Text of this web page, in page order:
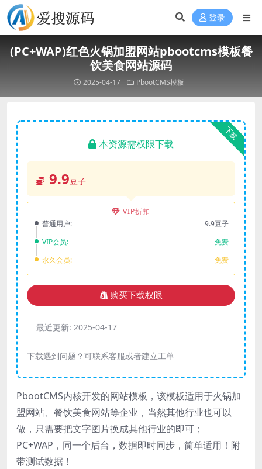
登录
(PC+WAP)红色火锅加盟网站pbootcms模板餐
饮美食网站源码
2025-04-17 PbootCMS模板
下载
本资源需权限下载
9.9豆子
VIP折扣
普通用户:
9.9豆子
VIP会员:
免费
永久会员:
免费
购买下载权限
最近更新: 2025-04-17
下载遇到问题？可联系客服或者建立工单
PbootCMS内核开发的网站模板，该模板适用于火锅加
盟网站、餐饮美食网站等企业，当然其他行业也可以
做，只需要把文字图片换成其他行业的即可；
PC+WAP，同一个后台，数据即时同步，简单适用！附
带测试数据！